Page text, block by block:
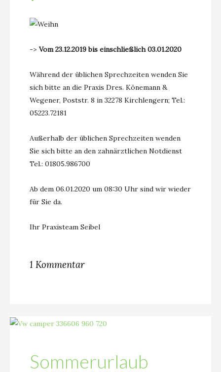
-> Vom 23.12.2019 bis einschließlich 03.01.2020
Während der üblichen Sprechzeiten wenden Sie
sich bitte an die Praxis Dres. Könemann &
Wegener, Poststr. 8 in 32278 Kirchlengern; Tel.:
05223.72181
Außerhalb der üblichen Sprechzeiten wenden
Sie sich bitte an den zahnärztlichen Notdienst
Tel.: 01805.986700
Ab dem 06.01.2020 um 08:30 Uhr sind wir wieder
für Sie da.
Ihr Praxisteam Seibel
1 Kommentar
Sommerurlaub